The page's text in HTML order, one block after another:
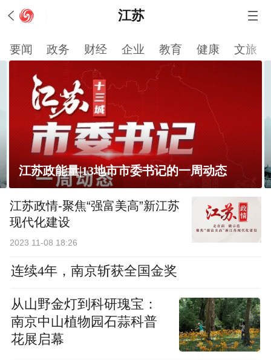
江苏
要闻 政务 财经 企业 教育 健康 文旅
江苏政能量|13地市市委书记的一周动态
江苏政情-聚焦“强富美高”新江苏
现代化建设
2023 11-08 18:26
连续4年，南京斩获全国金奖
从山野金灯到科研瑰宝：
南京中山植物园石蒜科普
花展启幕